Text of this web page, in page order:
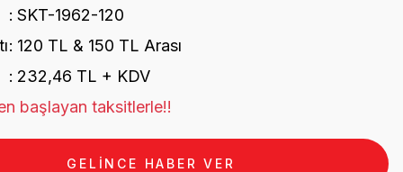
SKT-1962-120
120 TL & 150 TL Arası
232,46 TL + KDV
başlayan taksitlerle!!
GELİNCE HABER VER